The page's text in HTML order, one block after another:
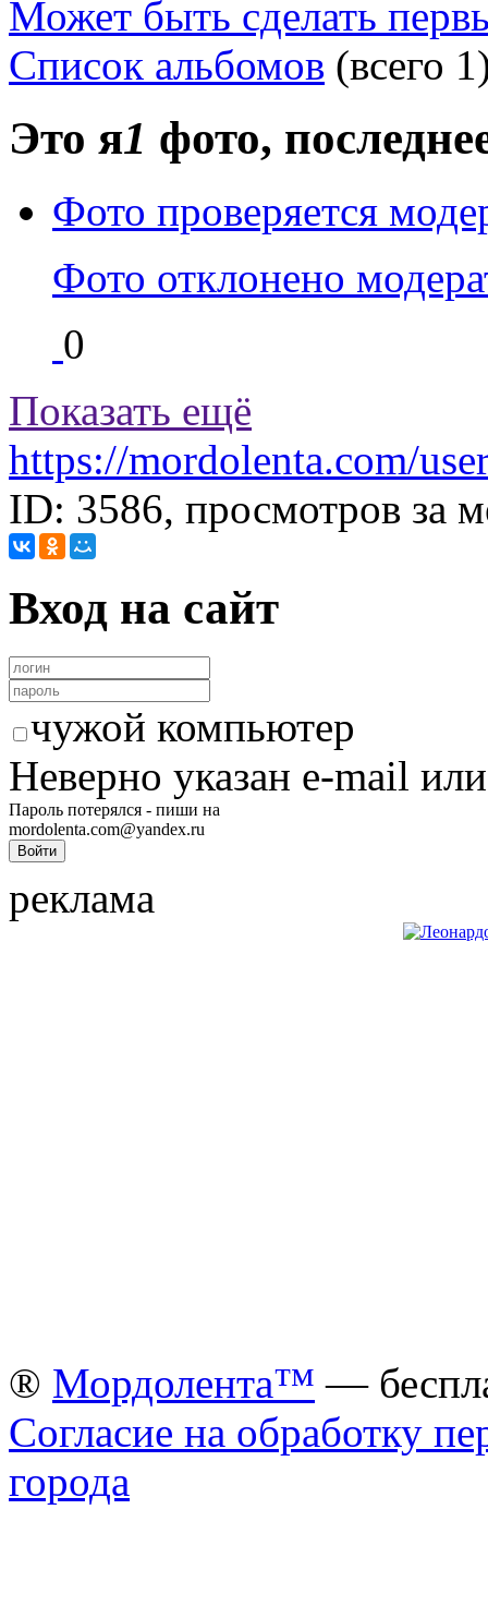
Может быть сделать
Список альбомов (всего
Это я1 фото,
Фото проверяется
Фото отклонено
0
Показать ещё
https://mordolenta.com/
ID: 3586, просмотров за
Вход на сайт
чужой компьютер
Неверно указан e-mail
Пароль потерялся - пиши на
mordolenta.com@yandex.ru
реклама
® Мордолента™ —
Согласие на обработку
города